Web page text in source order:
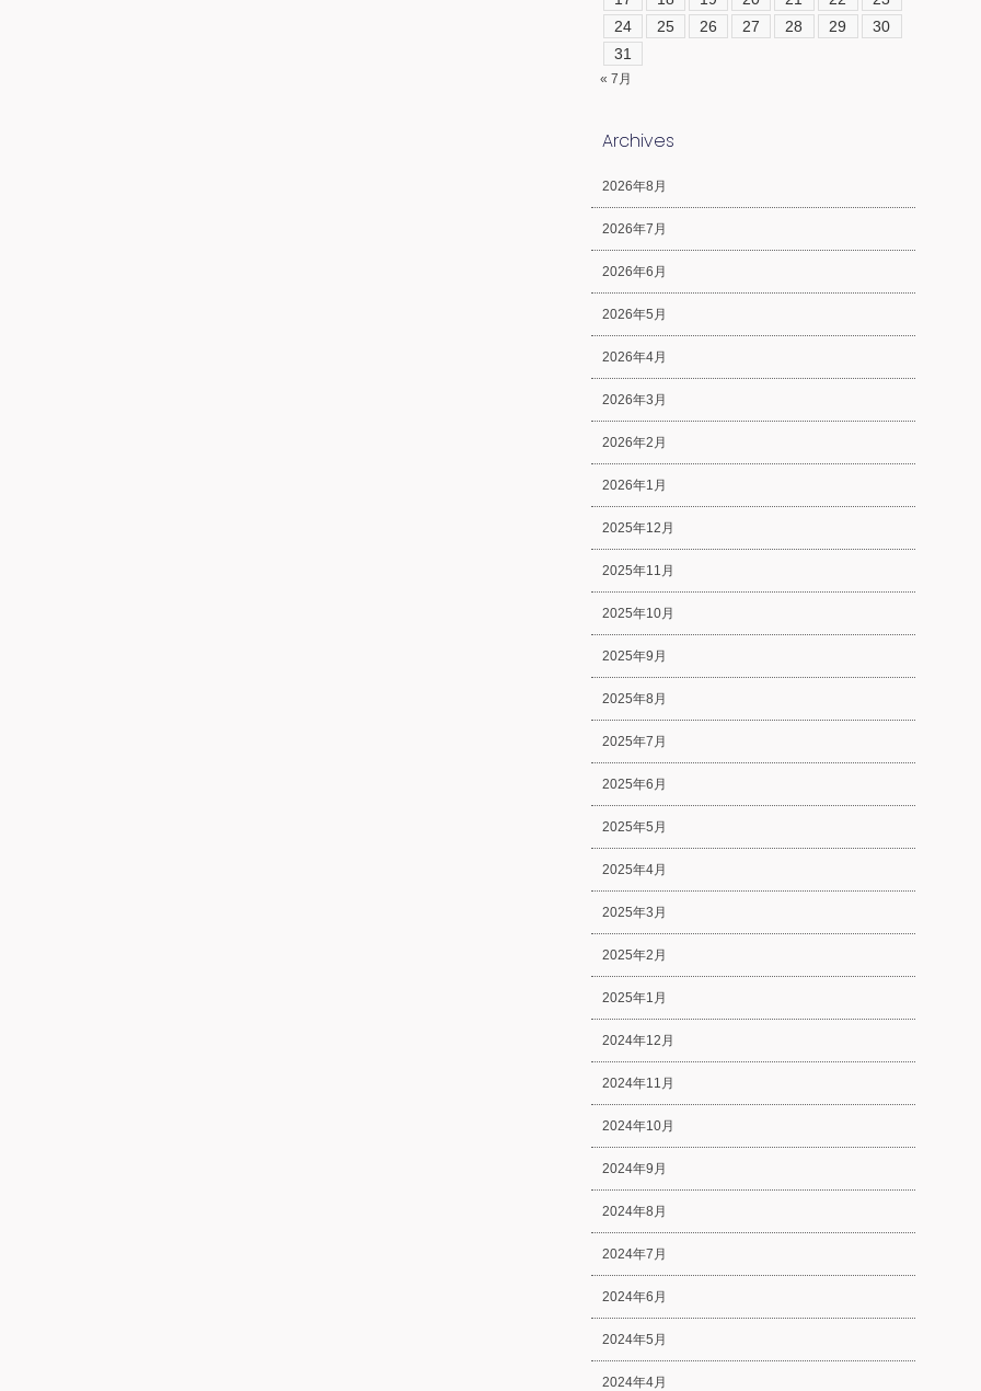
24
25 26 27 28 29
30
31
« 7月
Archives
2026年8月
2026年7月
2026年6月
2026年5月
2026年4月
2026年3月
2026年2月
2026年1月
2025年12月
2025年11月
2025年10月
2025年9月
2025年8月
2025年7月
2025年6月
2025年5月
2025年4月
2025年3月
2025年2月
2025年1月
2024年12月
2024年11月
2024年10月
2024年9月
2024年8月
2024年7月
2024年6月
2024年5月
2024年4月